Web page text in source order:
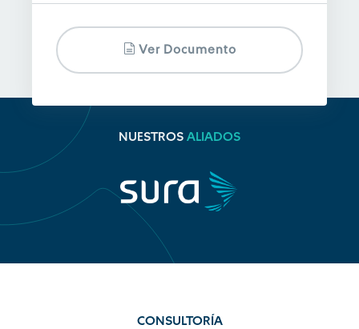
Ver Documento
NUESTROS ALIADOS
CONSULTORÍA